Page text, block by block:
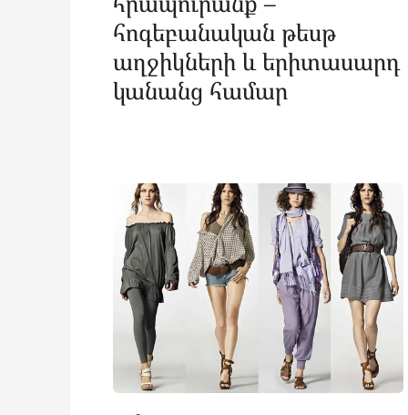
հոգեբանական թեսթ
աղջիկների և երիտասարդ
կանանց համար